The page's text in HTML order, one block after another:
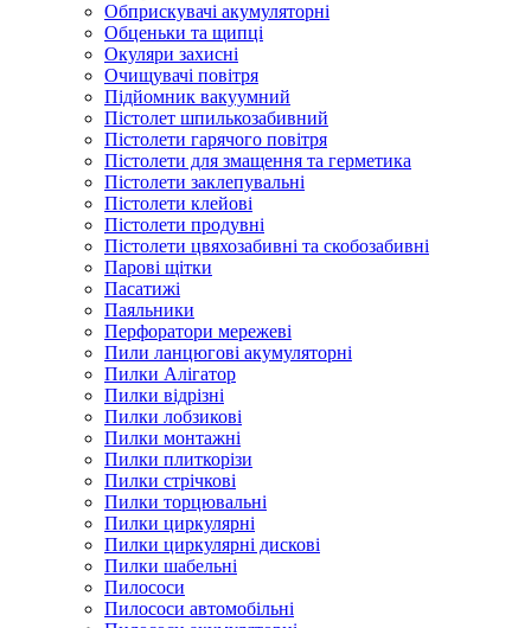
Обприскувачі акумуляторні
Обценьки та щипці
Окуляри захисні
Очищувачі повітря
Підйомник вакуумний
Пістолет шпилькозабивний
Пістолети гарячого повітря
Пістолети для змащення та герметика
Пістолети заклепувальні
Пістолети клейові
Пістолети продувні
Пістолети цвяхозабивні та скобозабивні
Парові щітки
Пасатижі
Паяльники
Перфоратори мережеві
Пили ланцюгові акумуляторні
Пилки Алігатор
Пилки відрізні
Пилки лобзикові
Пилки монтажні
Пилки плиткорізи
Пилки стрічкові
Пилки торцювальні
Пилки циркулярні
Пилки циркулярні дискові
Пилки шабельні
Пилососи
Пилососи автомобільні